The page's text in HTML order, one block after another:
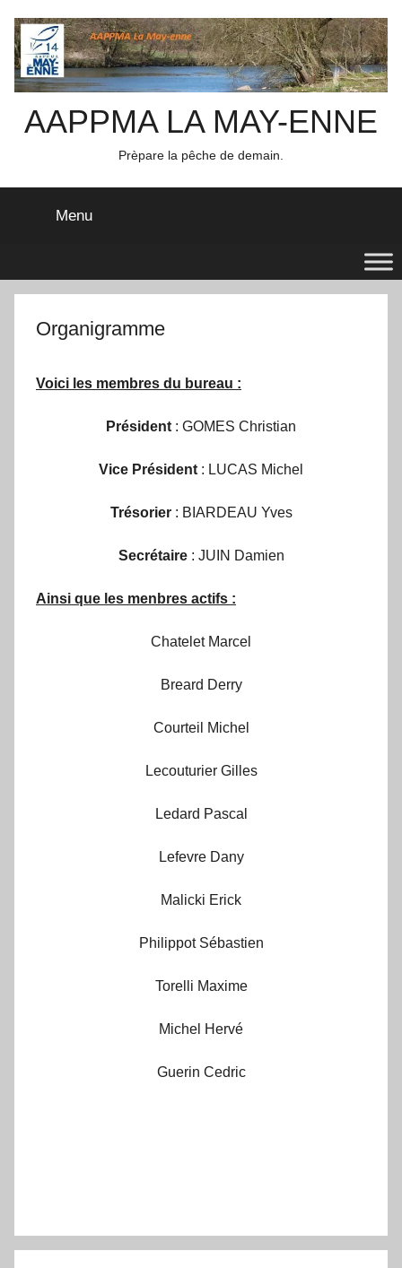
au
contenu
AAPPMA LA MAY-ENNE
Prèpare la pêche de demain.
Menu
Organigramme
Voici les membres du bureau :
Président: GOMES Christian
Vice Président: LUCAS Michel
Trésorier: BIARDEAU Yves
Secrétaire: JUIN Damien
Ainsi que les menbres actifs :
Chatelet Marcel
Breard Derry
Courteil Michel
Lecouturier Gilles
Ledard Pascal
Lefevre Dany
Malicki Erick
Philippot Sébastien
Torelli Maxime
Michel Hervé
Guerin Cedric